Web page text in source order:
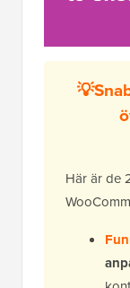
💡
Här är de